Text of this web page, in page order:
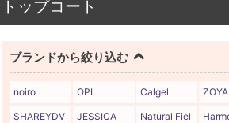
トップコート
ブランドから絞り込む
noiro OPI Calgel ZOYA
SHAREYDV
JESSICA
Natural Fiel